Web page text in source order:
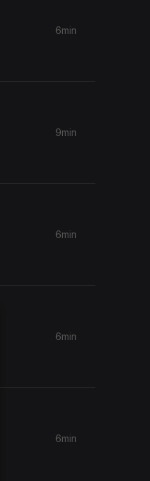
6min
9min
6min
6min
6min